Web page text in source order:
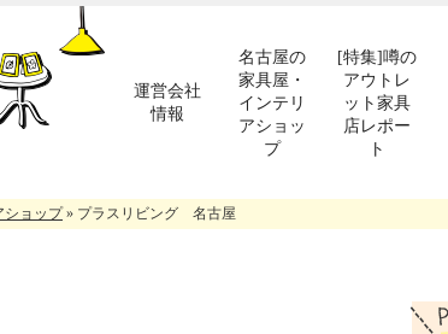
運営会社
情報
名古屋の
家具屋・
インテリ
アショッ
プ
[特集]噂の
アウトレ
ット家具
店レポー
ト
ショップ» プラスリビング 名古屋